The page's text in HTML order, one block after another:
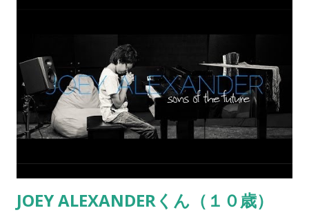
JOEY ALEXANDERくん（１０歳）